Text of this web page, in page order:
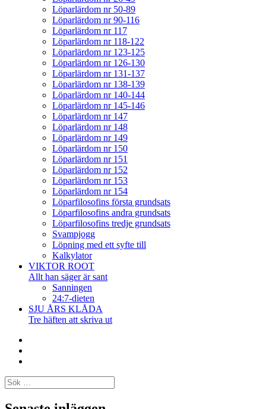
Löparlärdom nr 50-89
Löparlärdom nr 90-116
Löparlärdom nr 117
Löparlärdom nr 118-122
Löparlärdom nr 123-125
Löparlärdom nr 126-130
Löparlärdom nr 131-137
Löparlärdom nr 138-139
Löparlärdom nr 140-144
Löparlärdom nr 145-146
Löparlärdom nr 147
Löparlärdom nr 148
Löparlärdom nr 149
Löparlärdom nr 150
Löparlärdom nr 151
Löparlärdom nr 152
Löparlärdom nr 153
Löparlärdom nr 154
Löparfilosofins första grundsats
Löparfilosofins andra grundsats
Löparfilosofins tredje grundsats
Svampjogg
Löpning med ett syfte till
Kalkylator
VIKTOR ROOT
Allt han säger är sant
Sanningen
24:7-dieten
SJU ÅRS KLÅDA
Tre häften att skriva ut
Sök
efter: